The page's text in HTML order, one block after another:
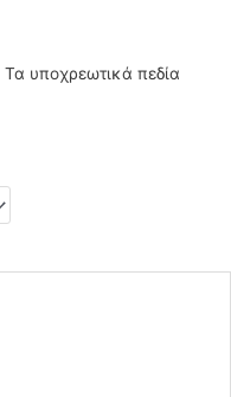
Τα υποχρεωτικά πεδία